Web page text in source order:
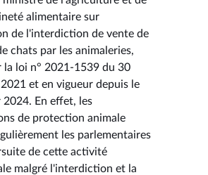
alimentaire sur
de l'interdiction de vente de
chats par les animaleries,
la loi n° 2021-1539 du 30
et en vigueur depuis le
2024. En effet, les
de protection animale
les parlementaires
de cette activité
malgré l'interdiction et la